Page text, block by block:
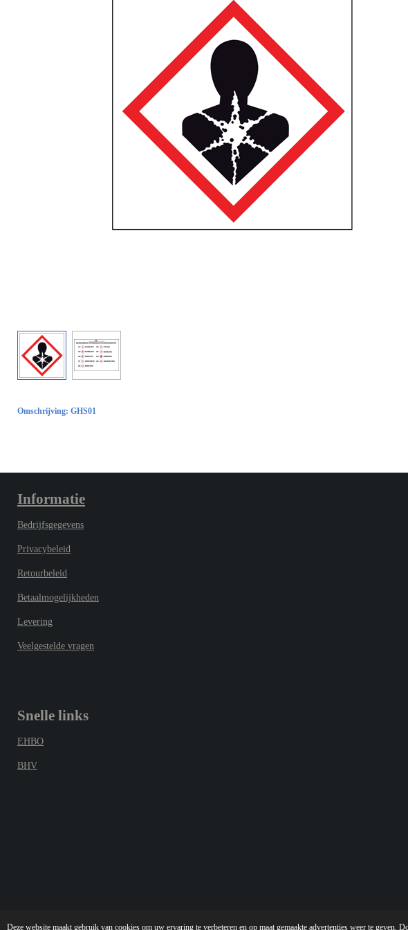
Deze website maakt gebruik van cookies om uw ervaring te verbeteren en op maat gemaakte advertenties weer te geven.
Omschrijving: GHS01
Informatie
Bedrijfsgegevens
Privacybeleid
Retourbeleid
Betaalmogelijkheden
Levering
Veelgestelde vragen
Snelle links
EHBO
BHV